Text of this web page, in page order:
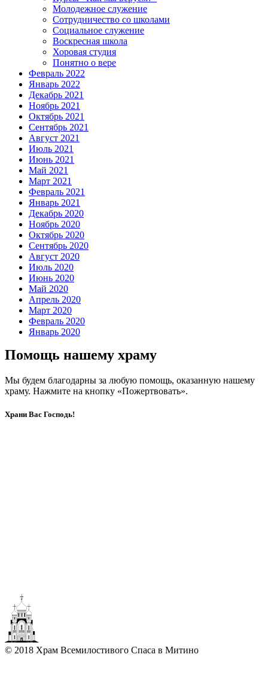
Молодежное служение
Сотрудничество со школами
Социальное служение
Воскресная школа
Хоровая студия
Понятно о вере
Февраль 2022
Январь 2022
Декабрь 2021
Ноябрь 2021
Октябрь 2021
Сентябрь 2021
Август 2021
Июль 2021
Июнь 2021
Май 2021
Март 2021
Февраль 2021
Январь 2021
Декабрь 2020
Ноябрь 2020
Октябрь 2020
Сентябрь 2020
Август 2020
Июль 2020
Июнь 2020
Май 2020
Апрель 2020
Март 2020
Февраль 2020
Январь 2020
Помощь нашему храму
Мы будем благодарны за любую помощь, оказанную нашему
храму. Нажмите на кнопку «Пожертвовать».
Храни Вас Господь!
© 2018 Храм Всемилостивого Спаса в Митино